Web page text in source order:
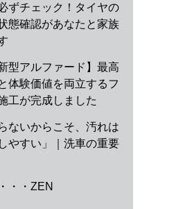
ずチェック！タイヤの
態確認があなたと家族
型アルファード】最高
体験価値を両立するフ
工が完成しました
ないからこそ、汚れは
やすい」｜洗車の重要
・・ZEN